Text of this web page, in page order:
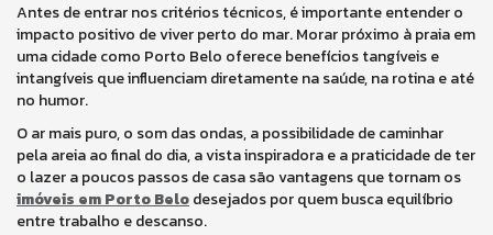
Antes de entrar nos critérios técnicos, é importante entender o
impacto positivo de viver perto do mar. Morar próximo à praia em
uma cidade como Porto Belo oferece benefícios tangíveis e
intangíveis que influenciam diretamente na saúde, na rotina e até
no humor.
O ar mais puro, o som das ondas, a possibilidade de caminhar
pela areia ao final do dia, a vista inspiradora e a praticidade de ter
o lazer a poucos passos de casa são vantagens que tornam os
imóveis em Porto Belodesejados por quem busca equilíbrio
entre trabalho e descanso.